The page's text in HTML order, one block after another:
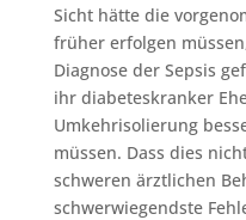
Sicht hätte die
früher erfolgen
Diagnose der Sepsis
ihr diabeteskranker
Umkehrisolierung
müssen. Dass dies
schweren ärztlichen
schwerwiegendste